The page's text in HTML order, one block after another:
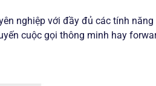
nghiệp với đầy đủ các tính
cuộc gọi thông minh hay